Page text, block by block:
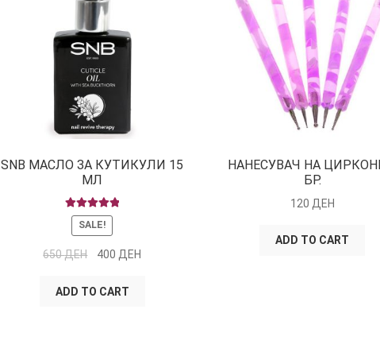
SNB МАСЛО ЗА КУТИКУЛИ 15
МЛ
RATED5.00
OUT OF 5
SALE!
650ДЕН 400 ДЕН
ADD TO CART
НАНЕСУВАЧ НА
БР.
120 ДЕН
ADD TO CART